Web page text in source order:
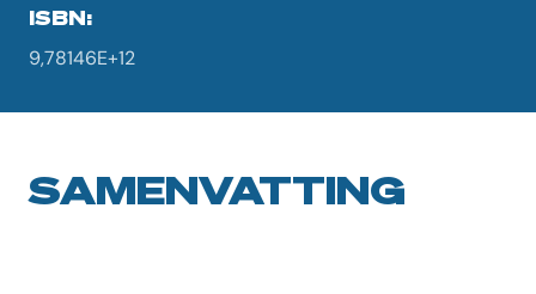
ISBN:
9,78146E+12
SAMENVATTING